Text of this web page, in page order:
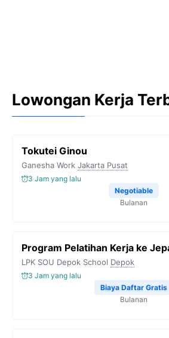
Lowongan Kerja
Tokutei Ginou
Ganesha Work Jakarta Pusat
3 Jam yang lalu
Negotiable
Bulanan
Program Pelatihan Kerja ke
LPK SOU Depok School Depok
3 Jam yang lalu
Biaya Daftar Gratis
Bulanan